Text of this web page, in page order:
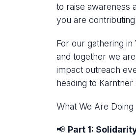
to raise awareness
you are
For our gathering
and together we
impact outreach
heading to
What We Are Doing
📢 Part 1: